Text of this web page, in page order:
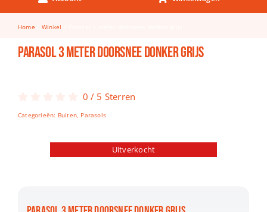
Keuken & Tafelen
Kinderfietsen
Knutselen
Spellen
Home Winkel
Parasol 3 meter doorsnee donker grijs
0 / 5 Sterren
Categorieën: Buiten, Parasols
Uitverkocht